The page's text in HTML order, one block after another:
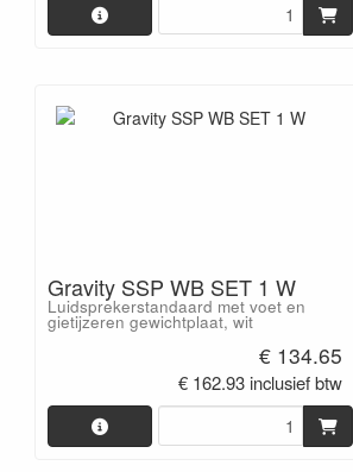
Gravity SSP WB SET 1 W
Luidsprekerstandaard met voet en
gietijzeren gewichtplaat, wit
€ 134.65
€ 162.93 inclusief btw